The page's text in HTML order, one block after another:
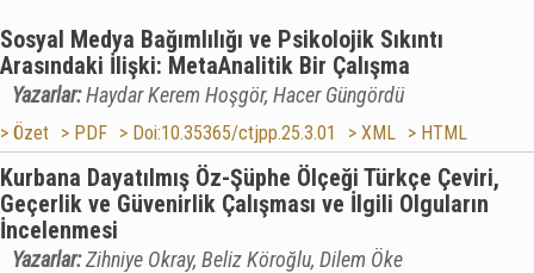
Sosyal Medya Bağımlılığı ve Psikolojik Sıkıntı
Arasındaki İlişki: MetaAnalitik Bir Çalışma
Yazarlar:Haydar Kerem Hoşgör, Hacer Güngördü
> Özet > PDF > Doi:10.35365/ctjpp.25.3.01 > XML > HTML
Kurbana Dayatılmış Öz-Şüphe Ölçeği Türkçe Çeviri,
Geçerlik ve Güvenirlik Çalışması ve İlgili Olguların
İncelenmesi
Yazarlar:Zihniye Okray, Beliz Köroğlu, Dilem Öke